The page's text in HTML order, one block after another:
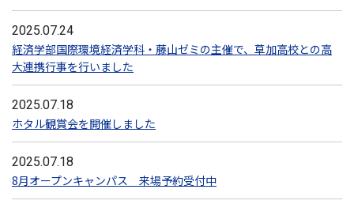
2025.07.24
経済学部国際環境経済学科・藤山ゼミの主催で、草加高校との高
大連携行事を行いました
2025.07.18
ホタル観賞会を開催しました
2025.07.18
8月オープンキャンパス 来場予約受付中